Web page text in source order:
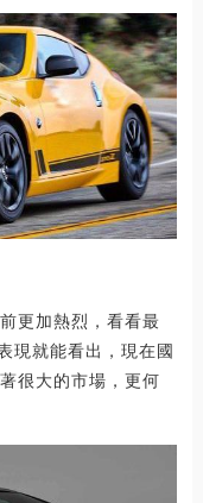
更加熱烈，看看最
現就能看出，現在國
很大的市場，更何